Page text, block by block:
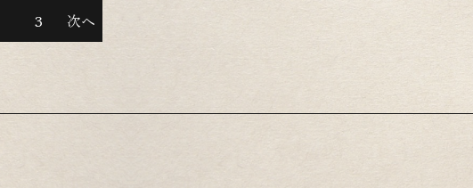
ますのでまずはお問い合わせ下さい！ 当店での整備やカス
タム依頼をご検討の方は遠慮なくお申し付け下さい！お客様
い！↓↓↓↓↓↓↓↓↓↓↓↓グーバイクはこちらをクリッ
3 次へ